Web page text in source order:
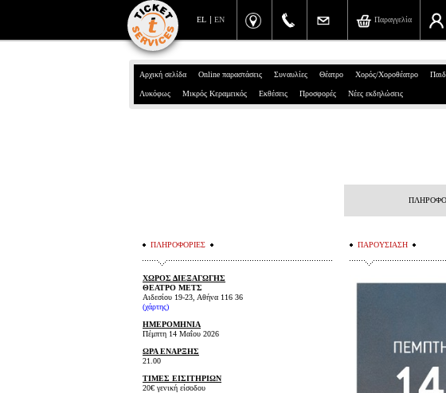
EN
EL Παραγγελία
Αρχική σελίδα Online παραστάσεις Συναυλίες Θέατρο Χορός/Χοροθέατρο
Λυκόφως Μικρός Κεραμεικός Εκθέσεις Προσφορές Νέες εκδηλώσεις
ΠΑΡΟΥΣΙΑΣΗ
ΠΛΗΡΟΦΟΡΙΕΣ
ΧΩΡΟΣ ΔΙΕΞΑΓΩΓΗΣ
ΘΕΑΤΡΟ ΜΕΤΣ
Αιδεσίου 19-23, Αθήνα 116 36
(χάρτης)
ΗΜΕΡΟΜΗΝΙΑ
Πέμπτη 14 Μαΐου 2026
ΩΡΑ ΕΝΑΡΞΗΣ
21.00
ΤΙΜΕΣ ΕΙΣΙΤΗΡΙΩΝ
20€ γενική είσοδου